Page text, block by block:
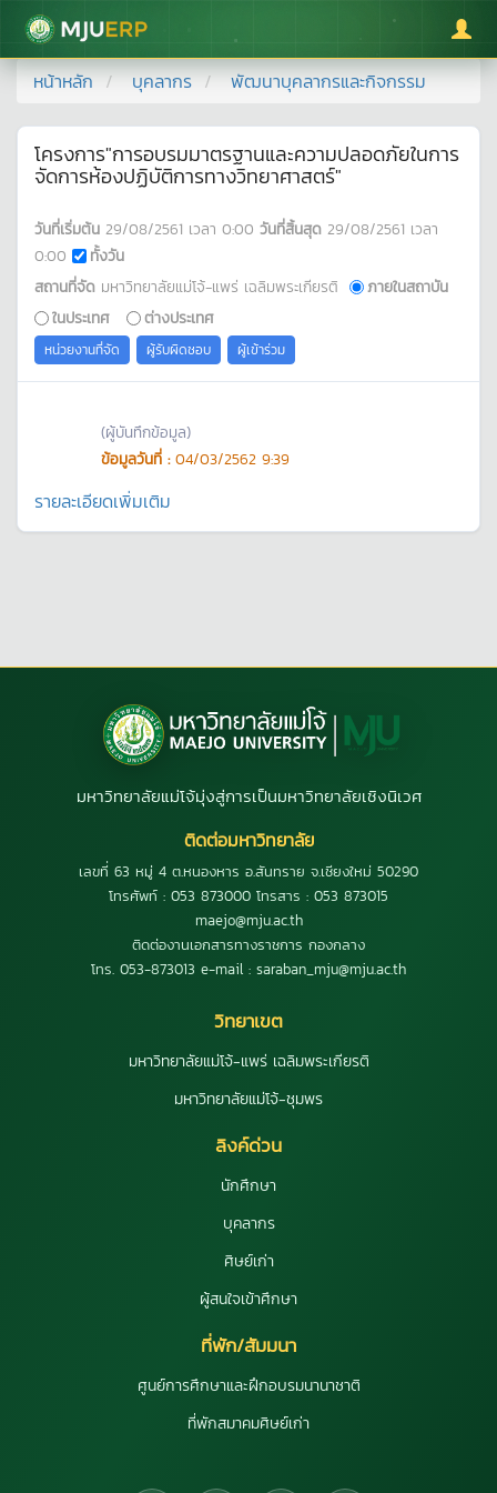
มหาวิทยาลัยแม่โจ้
หน้าหลัก บุคลากร พัฒนาบุคลากรและกิจกรรม
โครงการ"การอบรมมาตรฐานและความปลอดภัยในการ
จัดการห้องปฏิบัติการทางวิทยาศาสตร์"
วันที่เริ่มต้น 29/08/2561 เวลา 0:00 วันที่สิ้นสุด 29/08/2561 เวลา
0:00
ทั้งวัน
สถานที่จัด มหาวิทยาลัยแม่โจ้-แพร่ เฉลิมพระเกียรติ
ภายในสถาบัน
ในประเทศ
ต่างประเทศ
หน่วยงานที่จัด ผู้รับผิดชอบ ผู้เข้าร่วม
(ผู้บันทึกข้อมูล)
ข้อมูลวันที่ : 04/03/2562 9:39
รายละเอียดเพิ่มเติม
มหาวิทยาลัยแม่โจ้มุ่งสู่การเป็นมหาวิทยาลัยเชิงนิเวศ
ติดต่อมหาวิทยาลัย
เลขที่ 63 หมู่ 4 ต.หนองหาร อ.สันทราย จ.เชียงใหม่ 50290
โทรศัพท์ : 053 873000 โทรสาร : 053 873015
maejo@mju.ac.th
ติดต่องานเอกสารทางราชการ กองกลาง
โทร. 053-873013 e-mail : saraban_mju@mju.ac.th
วิทยาเขต
มหาวิทยาลัยแม่โจ้-แพร่ เฉลิมพระเกียรติ
มหาวิทยาลัยแม่โจ้-ชุมพร
ลิงค์ด่วน
นักศึกษา
บุคลากร
ศิษย์เก่า
ผู้สนใจเข้าศึกษา
ที่พัก/สัมมนา
ศูนย์การศึกษาและฝึกอบรมนานาชาติ
ที่พักสมาคมศิษย์เก่า